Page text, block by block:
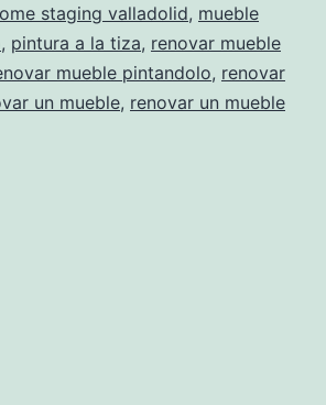
para
vagos
staging valladolid, mueble
, pintura a la tiza, renovar mueble
mueble pintandolo, renovar
un mueble, renovar un mueble